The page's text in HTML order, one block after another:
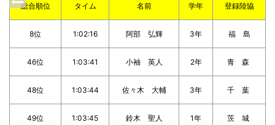
総合順位 タイム 名前 学年 登録陸協
8位 1:02:16 阿部 弘輝 3年 福 島
46位 1:03:41 小袖 英人 2年 青 森
48位 1:03:44 佐々木 大輔 3年 千 葉
49位 1:03:45 鈴木 聖人 1年 茨 城